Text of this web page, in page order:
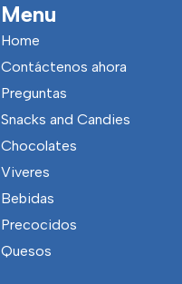
Menu
Home
Contáctenos ahora
Preguntas
Snacks and Candies
Chocolates
Viveres
Bebidas
Precocidos
Quesos